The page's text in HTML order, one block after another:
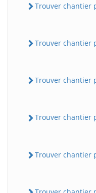
Trouver chantier
Trouver chantier
Trouver chantier
Trouver chantier
Trouver chantier